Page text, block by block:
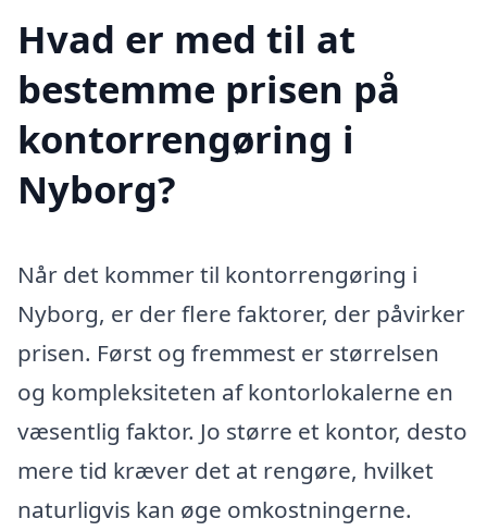
Hvad er med til at
bestemme prisen på
kontorrengøring i
Nyborg?
Når det kommer til kontorrengøring i
Nyborg, er der flere faktorer, der påvirker
prisen. Først og fremmest er størrelsen
og kompleksiteten af kontorlokalerne en
væsentlig faktor. Jo større et kontor, desto
mere tid kræver det at rengøre, hvilket
naturligvis kan øge omkostningerne.